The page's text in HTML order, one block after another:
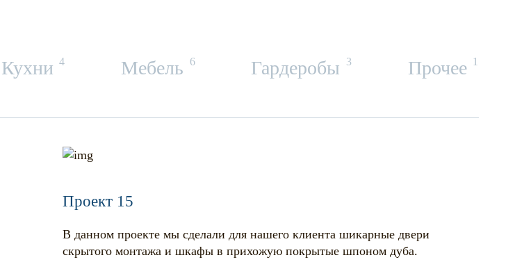
Кухни 4 Мебель 6 Гардеробы 3 Прочее 1
Проект 15
В данном проекте мы сделали для нашего клиента шикарные двери
скрытого монтажа и шкафы в прихожую покрытые шпоном дуба.